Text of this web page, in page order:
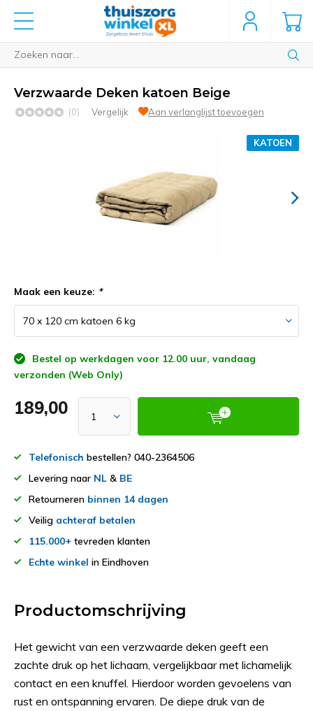
Verzwaarde Deken katoen Beige
(0) Vergelijk Aan verlanglijst toevoegen
KATOEN
Maak een keuze: *
Bestel op werkdagen voor 12.00 uur, vandaag
verzonden (Web Only)
189,00
Telefonisch bestellen? 040-2364506
Levering naar NL & BE
Retourneren binnen 14 dagen
Veilig achteraf betalen
115.000+ tevreden klanten
Echte winkel in Eindhoven
Productomschrijving
Het gewicht van een verzwaarde deken geeft een
zachte druk op het lichaam, vergelijkbaar met lichamelijk
contact en een knuffel. Hierdoor worden gevoelens van
rust en ontspanning ervaren. De diepe druk van de